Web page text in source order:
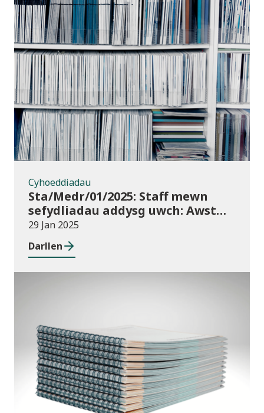
Cyhoeddiadau
Cyhoeddiadau
Sta/Medr/01/2025: Staff mewn
sefydliadau addysg uwch: Awst
2023 i Orffennaf 2024
29 Jan 2025
Darllen
Newyddion